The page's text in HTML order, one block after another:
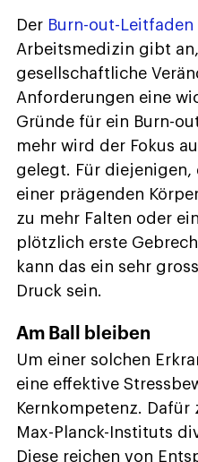
Der Burn-out-Leitfaden
Arbeitsmedizin gibt
gesellschaftliche
Anforderungen eine
Gründe für ein Burn-
mehr wird der Fokus
gelegt. Für
einer prägenden
zu mehr Falten oder
plötzlich erste
kann das ein sehr
Druck sein.
Am Ball bleiben
Um einer solchen
eine effektive
Kernkompetenz. Dafür
Max-Planck-Instituts
Diese reichen von